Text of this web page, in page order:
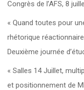
Congrès de l’AFS, 8
« Quand toutes pour
rhétorique
Deuxième journée
« Salles 14 Juillet,
et positionnement de